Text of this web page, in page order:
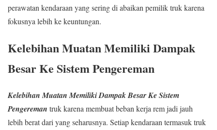
perawatan kendaraan yang sering di abaikan pemilik truk karena
fokusnya lebih ke keuntungan.
Kelebihan Muatan Memiliki Dampak
Besar Ke Sistem Pengereman
Kelebihan Muatan Memiliki Dampak Besar Ke Sistem
Pengereman truk karena membuat beban kerja rem jadi jauh
lebih berat dari yang seharusnya. Setiap kendaraan termasuk truk